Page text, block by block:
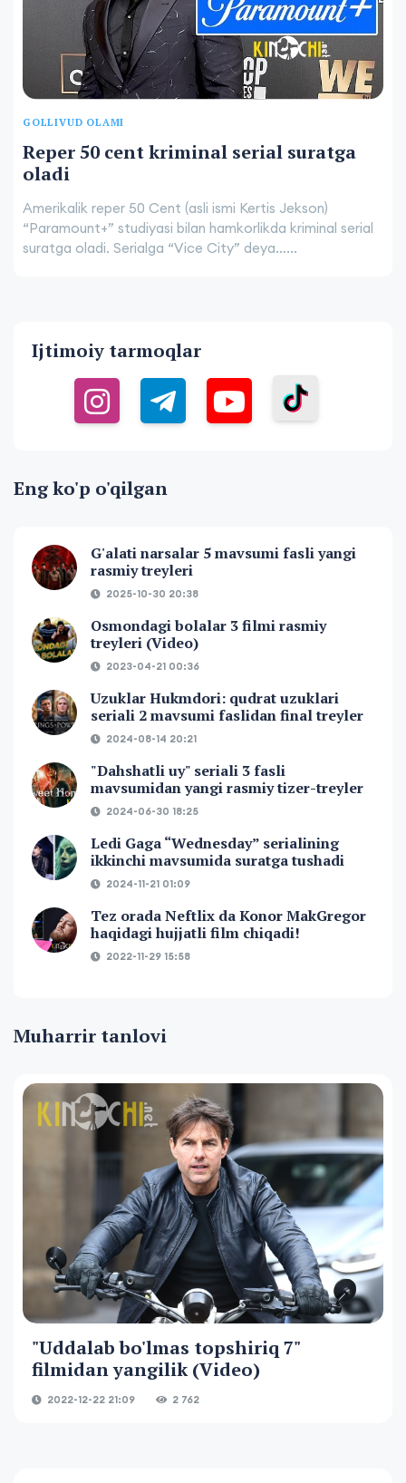
GOLLIVUD OLAMI
Reper 50 cent kriminal serial suratga
oladi
Amerikalik reper 50 Cent (asli ismi Kertis Jekson)
“Paramount+” studiyasi bilan hamkorlikda kriminal serial
suratga oladi. Serialga “Vice City” deya…...
Ijtimoiy tarmoqlar
Eng ko'p o'qilgan
G'alati narsalar 5 mavsumi fasli yangi
rasmiy treyleri
2025-10-30 20:38
Osmondagi bolalar 3 filmi rasmiy
treyleri (Video)
2023-04-21 00:36
Uzuklar Hukmdori: qudrat uzuklari
seriali 2 mavsumi faslidan final treyler
2024-08-14 20:21
"Dahshatli uy" seriali 3 fasli
mavsumidan yangi rasmiy tizer-treyler
2024-06-30 18:25
Ledi Gaga “Wednesday” serialining
ikkinchi mavsumida suratga tushadi
2024-11-21 01:09
Tez orada Neftlix da Konor MakGregor
haqidagi hujjatli film chiqadi!
2022-11-29 15:58
Muharrir tanlovi
"Uddalab bo'lmas topshiriq 7"
filmidan yangilik (Video)
2022-12-22 21:09 2 762